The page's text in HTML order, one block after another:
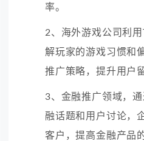
率。
2、海外游戏公司利
解玩家的游戏习惯和
推广策略，提升用户
3、金融推广领域，
融话题和用户讨论，
客户，提高金融产品